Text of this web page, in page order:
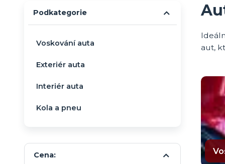
aut,
Podkategorie
Voskování auta
Exteriér auta
Interiér auta
Kola a pneu
Cena: